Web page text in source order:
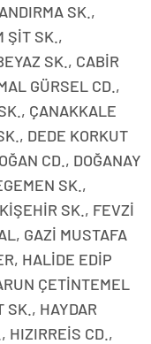
SK.,
ŞİT SK.,
SK., CABİR
GÜRSEL CD.,
ÇANAKKALE
DEDE KORKUT
CD., DOĞANAY
SK.,
SK., FEVZİ
GAZİ MUSTAFA
HALİDE EDİP
ÇETİNTEMEL
SK., HAYDAR
HIZIRREİS CD.,